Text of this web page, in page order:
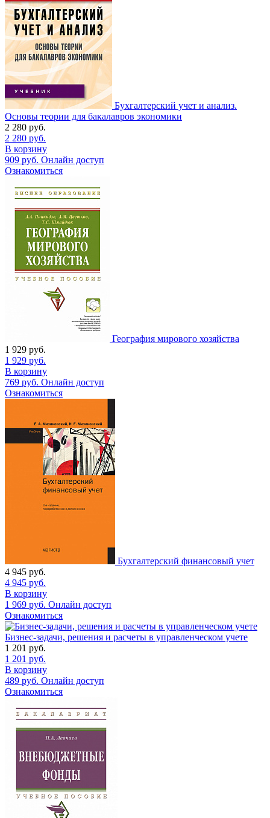
Бухгалтерский учет и анализ.
Основы теории для бакалавров экономики
2 280 руб.
2 280 руб.
В корзину
909 руб. Онлайн доступ
Ознакомиться
География мирового хозяйства
1 929 руб.
1 929 руб.
В корзину
769 руб. Онлайн доступ
Ознакомиться
Бухгалтерский финансовый учет
4 945 руб.
4 945 руб.
В корзину
1 969 руб. Онлайн доступ
Ознакомиться
Бизнес-задачи, решения и расчеты в управленческом учете
1 201 руб.
1 201 руб.
В корзину
489 руб. Онлайн доступ
Ознакомиться